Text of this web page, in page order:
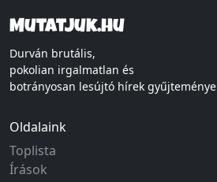
Mutatjuk.hu
Durván brutális,
pokolian irgalmatlan és
botrányosan lesújtó hírek gyűjteménye
Oldalaink
Toplista
Írások